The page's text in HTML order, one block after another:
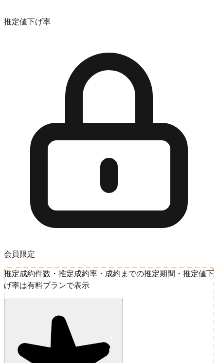
推定値下げ率
会員限定
推定成約件数・推定成約率・成約までの推定期間・推定値下
げ率は有料プランで表示